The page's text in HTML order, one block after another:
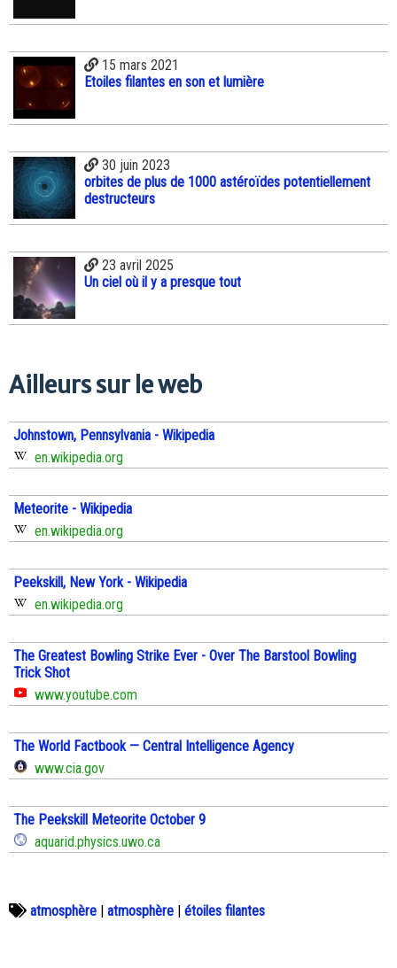
15 mars 2021
Etoiles filantes en son et lumière
30 juin 2023
orbites de plus de 1000 astéroïdes potentiellement
destructeurs
23 avril 2025
Un ciel où il y a presque tout
Ailleurs sur le web
Johnstown, Pennsylvania - Wikipedia
en.wikipedia.org
Meteorite - Wikipedia
en.wikipedia.org
Peekskill, New York - Wikipedia
en.wikipedia.org
The Greatest Bowling Strike Ever - Over The Barstool Bowling
Trick Shot
www.youtube.com
The World Factbook — Central Intelligence Agency
www.cia.gov
The Peekskill Meteorite October 9
aquarid.physics.uwo.ca
atmosphère atmosphère étoiles filantes